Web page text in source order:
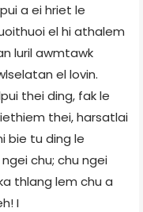
a ei hriet le
el hi athalem
luril awmtawk
el lovin.
thei ding, fak le
thei, harsatlai
bie tu ding le
chu; chu ngei
thlang lem chu a
I